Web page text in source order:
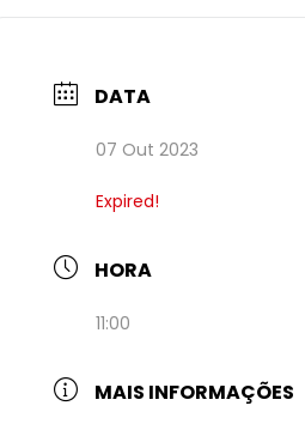
DATA
07 Out 2023
Expired!
HORA
11:00
MAIS INFORMAÇÕES